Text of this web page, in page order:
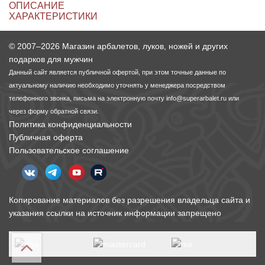
ОПИСАНИЕ
ХАРАКТЕРИСТИКИ
© 2007–2026 Магазин арбалетов, луков, ножей и других
подарков для мужчин
Данный сайт является публичной офертой, при этом точные данные по
актуальному наличию необходимо уточнять у менеджера посредством
телефонного звонка, письма на электронную почту info@superarbalet.ru или
через форму обратной связи.
Политика конфиденциальности
Публичная оферта
Пользовательское соглашение
Копирование материалов без разрешения владельца сайта и
указания ссылки на источник информации запрещено